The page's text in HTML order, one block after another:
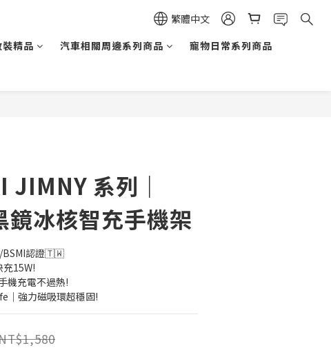
繁體中文
精品 汽車相關周邊系列商品
寵物日常系列商品
JIMNY 系列｜
鏡冰核智充手機架
BSMI認證🇹🇼
充15W!
機充電不過熱!
｜強力磁吸環超穩固!